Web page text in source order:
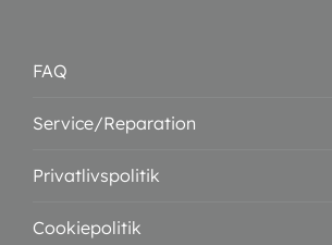
FAQ
Service/Reparation
Privatlivspolitik
Cookiepolitik